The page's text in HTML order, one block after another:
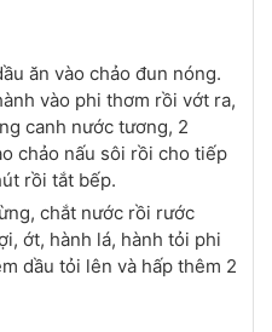
ăn vào chảo đun nóng.
vào phi thơm rồi vớt ra,
canh nước tương, 2
chảo nấu sôi rồi cho tiếp
rồi tắt bếp.
chắt nước rồi rước
ớt, hành lá, hành tỏi phi
dầu tỏi lên và hấp thêm 2